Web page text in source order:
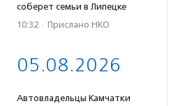
соберет семьи в Липецке
10:32 · Прислано НКО
05.08.2026
Автовладельцы Камчатки